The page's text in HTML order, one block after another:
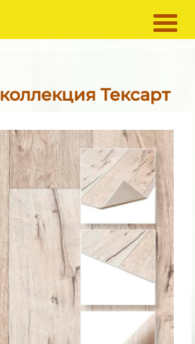
коллекция Тексарт